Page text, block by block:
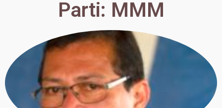
Parti: MMM